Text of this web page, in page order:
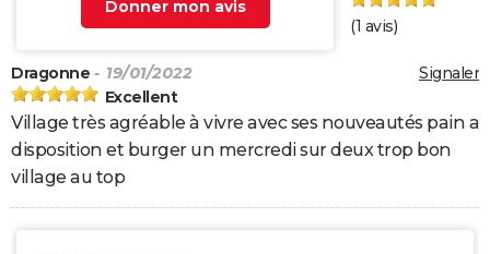
Donner mon avis
(1 avis)
Signaler
Dragonne - 19/01/2022
Excellent
Village très agréable à vivre avec ses nouveautés pain a
disposition et burger un mercredi sur deux trop bon
village au top